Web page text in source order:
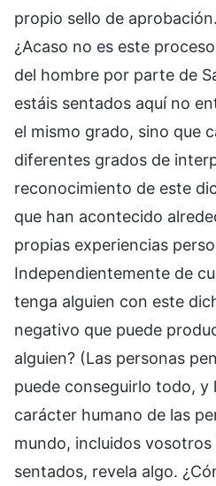
propio sello de
¿Acaso no es este
del hombre por parte de
estáis sentados aquí no
el mismo grado, sino que
diferentes grados de
reconocimiento de este
que han acontecido
propias experiencias
Independientemente de
tenga alguien con este
negativo que puede
alguien? (Las personas
puede conseguirlo todo, y
carácter humano de las
mundo, incluidos vosotros
sentados, revela algo.